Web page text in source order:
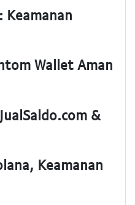
Keamanan
Wallet Aman
&
Keamanan